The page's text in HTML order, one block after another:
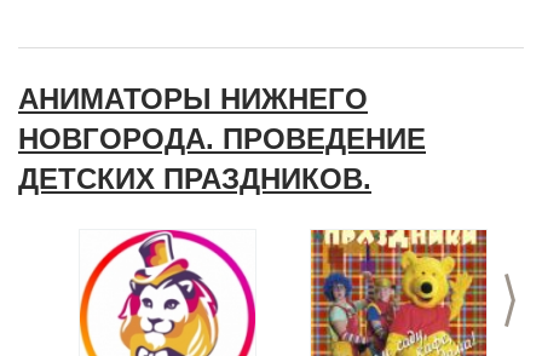
АНИМАТОРЫ НИЖНЕГО
НОВГОРОДА. ПРОВЕДЕНИЕ
ДЕТСКИХ ПРАЗДНИКОВ.
>